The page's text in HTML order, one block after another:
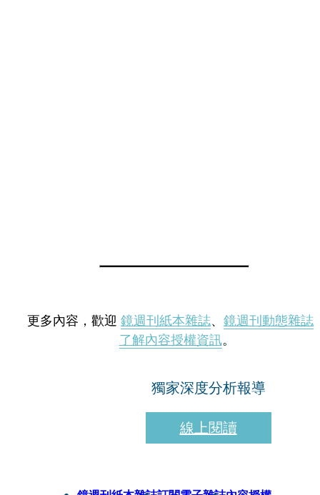
更多內容，歡迎 鏡週刊紙本雜誌、 鏡週刊動態雜誌
了解內容授權資訊。
獨家深度分析報導
線上閱讀